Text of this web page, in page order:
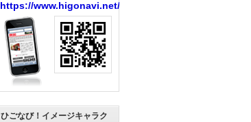
https://www.higonavi.net/
ひごなび！イメージキャラク